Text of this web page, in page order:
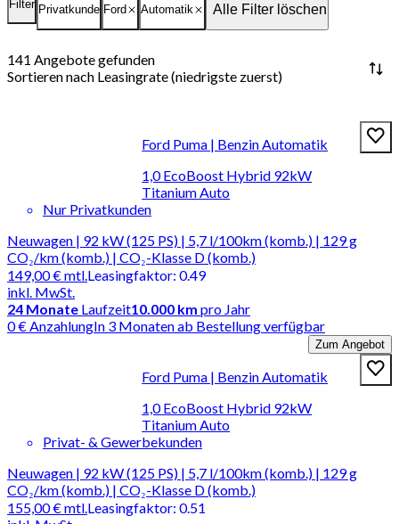
Filter Privatkunde Ford Automatik Alle Filter löschen
141 Angebote gefunden
Sortieren nach Leasingrate (niedrigste zuerst)
Ford Puma | Benzin Automatik
1,0 EcoBoost Hybrid 92kW
Titanium Auto
Nur Privatkunden
Neuwagen | 92 kW (125 PS) | 5,7 l/100km (komb.) | 129 g
CO₂/km (komb.) | CO₂-Klasse D (komb.)
149,00 €mtl.
inkl. MwSt.
Leasingfaktor: 0.49
24 Monate Laufzeit10.000 km pro Jahr
0 € AnzahlungIn 3 Monaten ab Bestellung verfügbar
Zum Angebot
Ford Puma | Benzin Automatik
1,0 EcoBoost Hybrid 92kW
Titanium Auto
Privat- & Gewerbekunden
Neuwagen | 92 kW (125 PS) | 5,7 l/100km (komb.) | 129 g
CO₂/km (komb.) | CO₂-Klasse D (komb.)
155,00 €mtl. Leasingfaktor: 0.51